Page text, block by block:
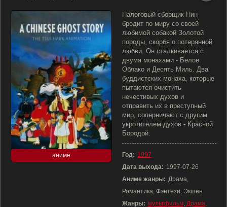
аниме
Налоговый сборщик Нин
бродит по миру со своей
любимой собакой Золотой
породы, скорбя о потерянной
любви. Он сталкивается с
двумя монахами - Белое
Облако и Десять Миль. Два
буддистских монаха, которые
пытаются очистить
нечестивых духов и
отправить их в преступный
мир, соперничают с другим
укротителем духов - Красной
Бородой.
Год: 1997
Дата выхода: 1997-07-26
Аниме жанры: Драма,
Романтика, Фэнтези, Экшен
Жанры: мультфильм, Драма,